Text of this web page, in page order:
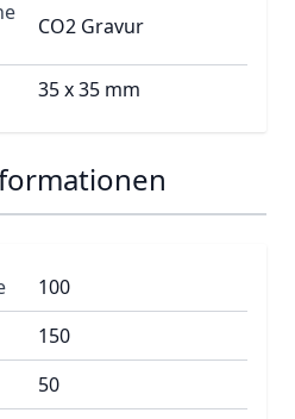
CO2 Gravur
35 x 35 mm
100
150
50